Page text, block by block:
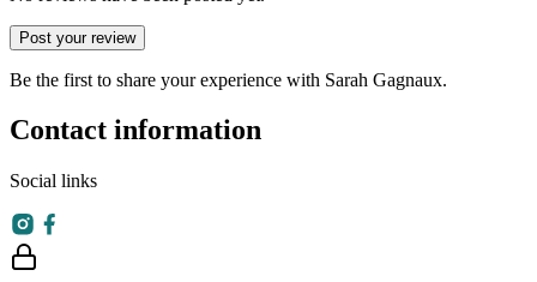
Post your review
Be the first to share your experience with Sarah Gagnaux.
Contact information
Social links